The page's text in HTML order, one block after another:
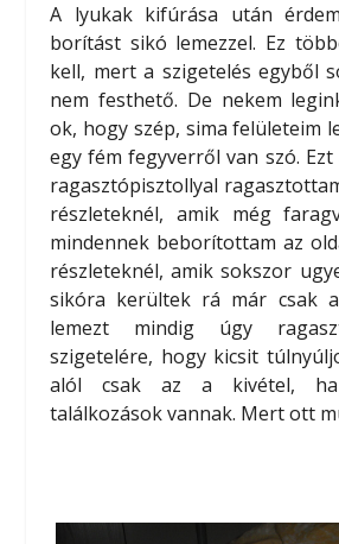
A lyukak kifúrása után
borítást sikó lemezzel. Ez
kell, mert a szigetelés egyből
nem festhető. De nekem
ok, hogy szép, sima felületeim
egy fém fegyverről van szó.
ragasztópisztollyal
részleteknél, amik még
mindennek beborítottam az
részleteknél, amik sokszor
sikóra kerültek rá már csak
lemezt mindig úgy
szigetelére, hogy kicsit
alól csak az a kivétel,
találkozások vannak. Mert ott